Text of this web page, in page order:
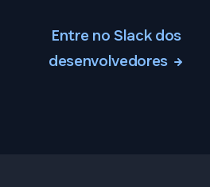
Entre no Slack dos
desenvolvedores